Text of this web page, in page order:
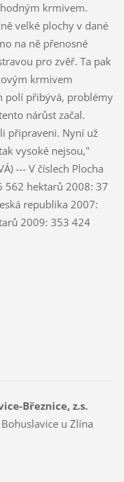
krmivem.
velké plochy v dané
na ně přenosné
pro zvěř. Ta pak
krmivem
polí přibývá, problémy
nárůst začal.
připraveni. Nyní už
vysoké nejsou,"
--- V číslech Plocha
562 hektarů 2008: 37
republika 2007:
2009: 353 424
Březnice, z.s.
u Zlína